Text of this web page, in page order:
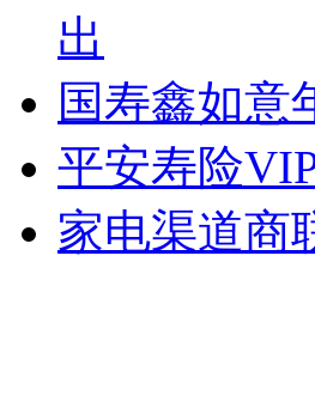
出
国寿鑫如意
平安寿险
家电渠道商